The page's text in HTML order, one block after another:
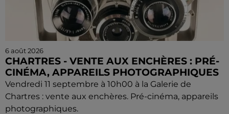
6 août 2026
CHARTRES - VENTE AUX ENCHÈRES : PRÉ-
CINÉMA, APPAREILS PHOTOGRAPHIQUES
Vendredi 11 septembre à 10h00 à la Galerie de
Chartres : vente aux enchères. Pré-cinéma, appareils
photographiques.